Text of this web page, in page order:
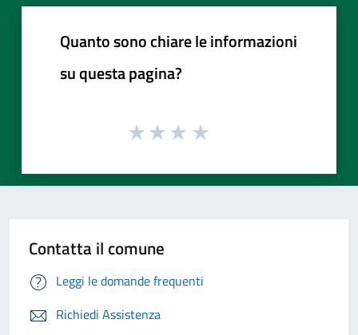
Quanto sono chiare le informazioni
su questa pagina?
Contatta il comune
Leggi le domande frequenti
Richiedi Assistenza